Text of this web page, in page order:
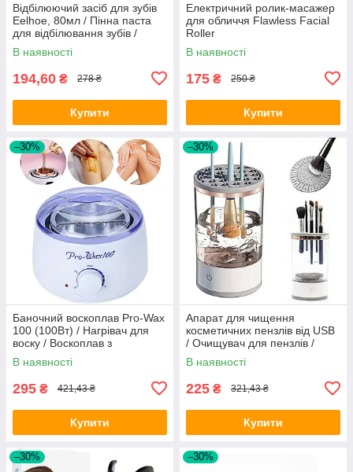
Відбілюючий засіб для зубів
Eelhoe, 80мл / Пінна паста
для відбілювання зубів /
Паста для знезаражування
В наявності
194,60 ₴ 278 ₴
Купити
Електричний ролик-масажер
для обличчя Flawless Facial
Roller
В наявності
175 ₴ 250 ₴
Купити
–30%
Баночний воскоплав Pro-Wax
100 (100Вт) / Нагрівач для
воску / Воскоплав з
терморегулятором для
депіляції
В наявності
295 ₴ 421,43 ₴
Купити
–30%
Апарат для чищення
косметичних пензлів від USB
/ Очищувач для пензлів /
Чистилка для пензлів
В наявності
225 ₴ 321,43 ₴
Купити
–30% –30%